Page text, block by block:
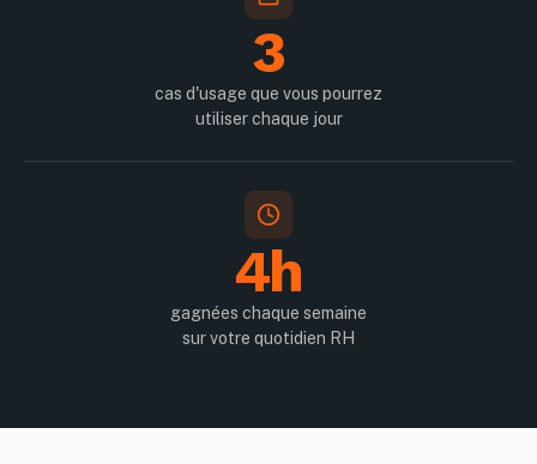
3
cas d'usage que vous pourrez
utiliser chaque jour
4h
gagnées chaque semaine
sur votre quotidien RH